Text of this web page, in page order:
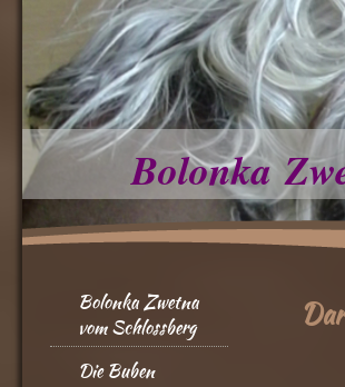
Bolonka
Bolonka Zwetna
vom Schlossberg
Die Buben